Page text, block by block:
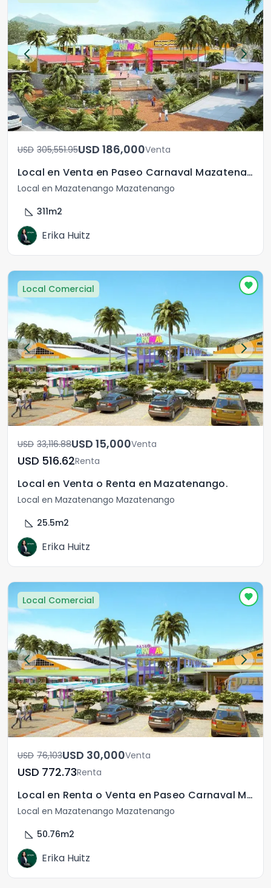
USD	305,551.95 USD	186,000Venta
Local en Venta en Paseo Carnaval Mazatenango
Local en Mazatenango Mazatenango
square_foot 311m2
Erika Huitz
Local Comercial
USD	33,116.88 USD	15,000Venta
USD	516.62Renta
Local en Venta o Renta en Mazatenango.
Local en Mazatenango Mazatenango
square_foot 25.5m2
Erika Huitz
Local Comercial
USD	76,103 USD	30,000Venta
USD	772.73Renta
Local en Renta o Venta en Paseo Carnaval Mazatenango
Local en Mazatenango Mazatenango
square_foot 50.76m2
Erika Huitz